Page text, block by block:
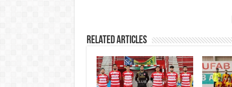
Related Articles